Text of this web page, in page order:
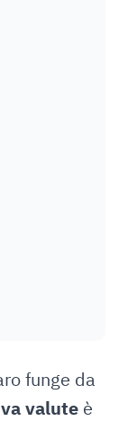
funge da
valute è